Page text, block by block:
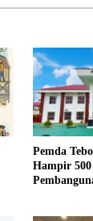
Pemda
Hampir